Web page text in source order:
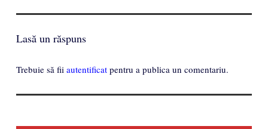
Lasă un răspuns
Trebuie să fii autentificat pentru a publica un comentariu.